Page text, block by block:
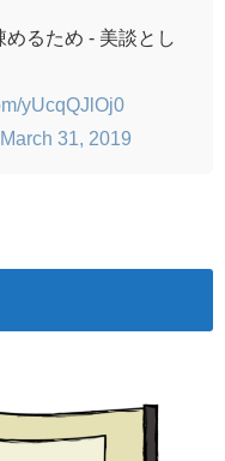
るため - 美談とし
yUcqQJlOj0
March 31, 2019